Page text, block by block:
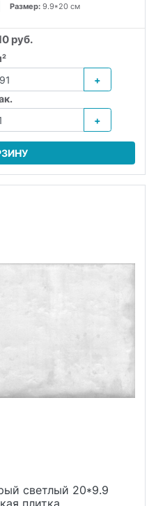
Размер: 9.9*20 см
руб.
+
+
светлый 20*9.9
плитка